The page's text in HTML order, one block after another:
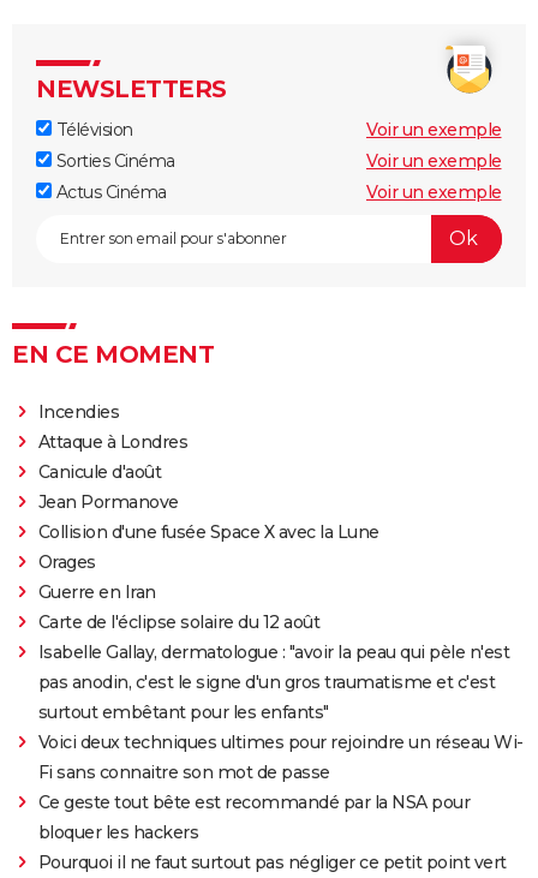
NEWSLETTERS
Télévision
Voir un exemple
Sorties Cinéma
Voir un exemple
Actus Cinéma
Voir un exemple
EN CE MOMENT
Incendies
Attaque à Londres
Canicule d'août
Jean Pormanove
Collision d'une fusée Space X avec la Lune
Orages
Guerre en Iran
Carte de l'éclipse solaire du 12 août
Isabelle Gallay, dermatologue : "avoir la peau qui pèle n'est
pas anodin, c'est le signe d'un gros traumatisme et c'est
surtout embêtant pour les enfants"
Voici deux techniques ultimes pour rejoindre un réseau Wi-
Fi sans connaitre son mot de passe
Ce geste tout bête est recommandé par la NSA pour
bloquer les hackers
Pourquoi il ne faut surtout pas négliger ce petit point vert